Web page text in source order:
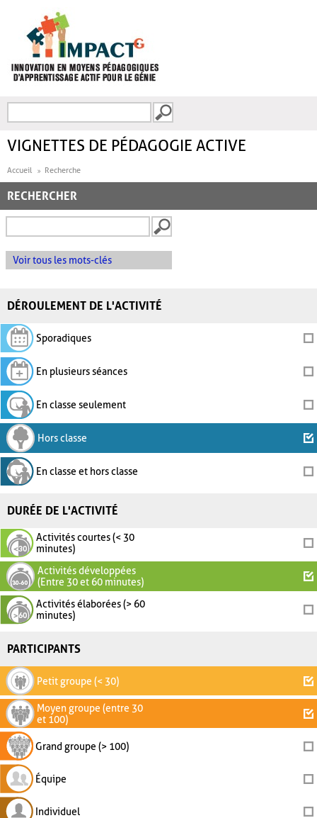
FORMULAIRE DE
VIGNETTES DE PÉDAGOGIE ACTIVE
Accueil Recherche
RECHERCHER
Voir tous les mots-clés
DÉROULEMENT DE L'ACTIVITÉ
Sporadiques
En plusieurs séances
En classe seulement
Hors classe
En classe et hors classe
DURÉE DE L'ACTIVITÉ
Activités courtes (< 30
minutes)
Activités développées
(Entre 30 et 60 minutes)
Activités élaborées (> 60
minutes)
PARTICIPANTS
Petit groupe (< 30)
Moyen groupe (entre 30
et 100)
Grand groupe (> 100)
Équipe
Individuel